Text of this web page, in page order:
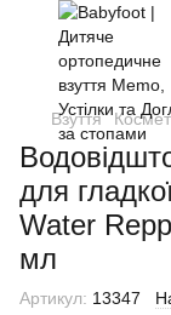
Взуття
для
Water
мл
Артикул: 13347